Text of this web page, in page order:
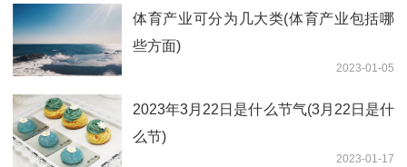
体育产业可分为几大类(体育产业包括哪
些方面)
2023-01-05
2023年3月22日是什么节气(3月22日是什
么节)
2023-01-17